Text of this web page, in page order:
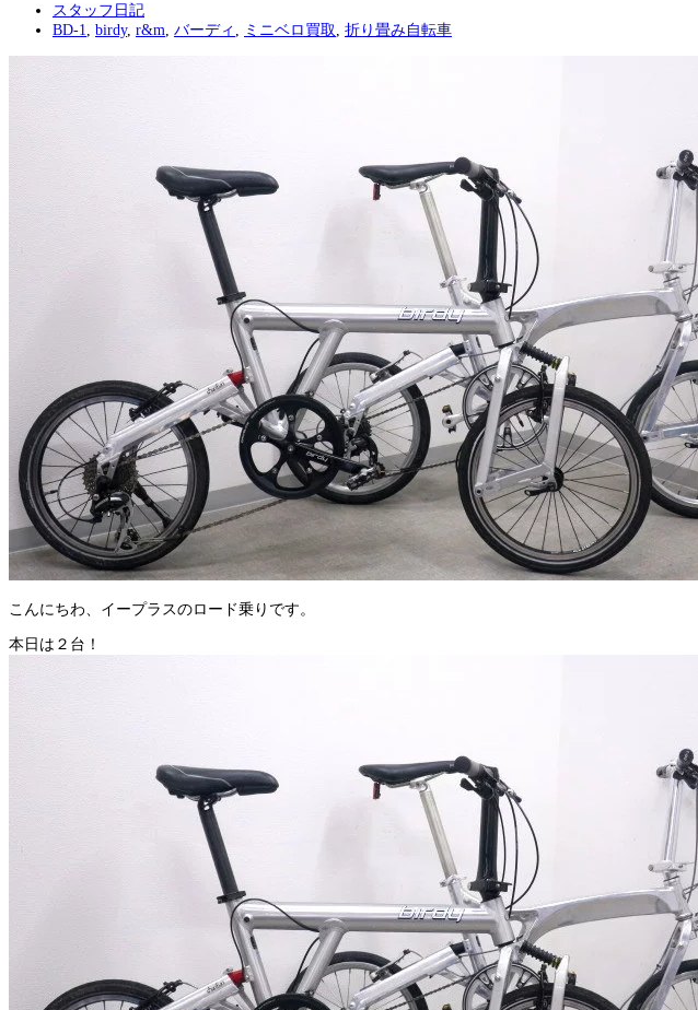
スタッフ日記
BD-1
birdy, r&m バーディ ミニベロ買取 折り畳み自転車
こんにちわ、イープラスのロード乗りです。
本日は２台！